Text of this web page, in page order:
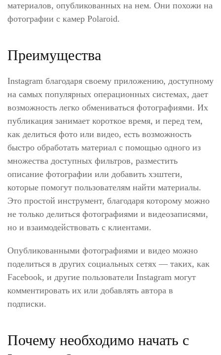
материалов, опубликованных на нем. Они похожи на
фотографии с камер Polaroid.
Преимущества
Instagram благодаря своему приложению, доступному
на самых популярных операционных системах, дает
возможность легко обмениваться фотографиями. Их
публикация занимает короткое время, и перед тем,
как делиться фото или видео, есть возможность
быстро обработать материал с помощью одного из
множества доступных фильтров, разместить
описание фотографии или добавить хэштеги,
которые помогут пользователям найти материалы.
Это простой инструмент, благодаря которому можно
не только делиться фотографиями и видеозаписями,
но и взаимодействовать с клиентами.
Опубликованными фотографиями и видео можно
поделиться в других социальных сетях — таких, как
Facebook, и другие пользователи Instagram могут
комментировать их или добавлять автора в
подписки.
Почему необходимо начать с